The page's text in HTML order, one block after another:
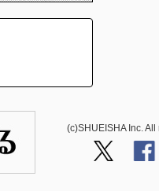
(c)SHUEISHA Inc. All